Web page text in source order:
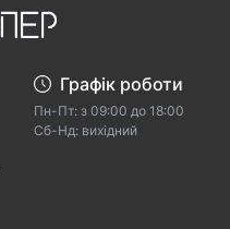
Графік роботи
Пн-Пт: з 09:00 дo 18:00
Cб-Hд: виxідний